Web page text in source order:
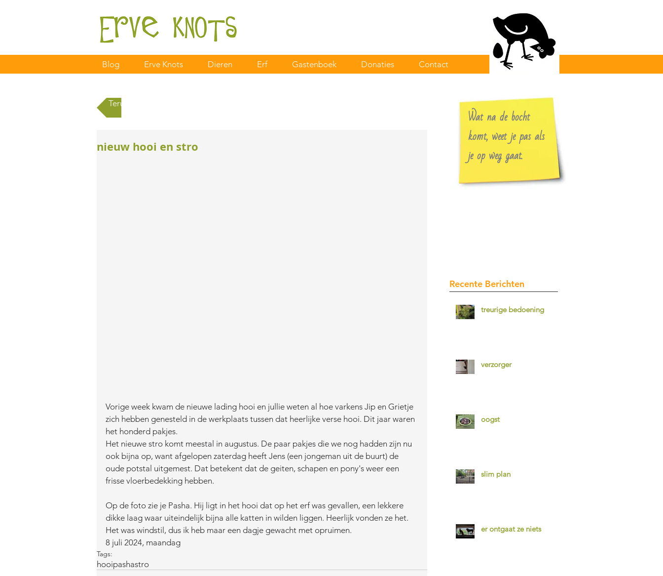
Blog Erve Knots Dieren Erf Gastenboek Donaties Contact
Terug naar alle berichten
nieuw hooi en stro
Vorige week kwam de nieuwe lading hooi en jullie weten al hoe varkens Jip en Grietje
zich hebben genesteld in de werkplaats tussen dat heerlijke verse hooi. Dit jaar waren
het honderd pakjes.
Het nieuwe stro komt meestal in augustus. De paar pakjes die we nog hadden zijn nu
ook bijna op, want afgelopen zaterdag heeft Jens (een jongeman uit de buurt) de
oude potstal uitgemest. Dat betekent dat de geiten, schapen en pony's weer een
frisse vloerbedekking hebben.
Op de foto zie je Pasha. Hij ligt in het hooi dat op het erf was gevallen, een lekkere
dikke laag waar uiteindelijk bijna alle katten in wilden liggen. Heerlijk vonden ze het.
Het was windstil, dus ik heb maar een dagje gewacht met opruimen.
8 juli 2024, maandag
Tags:
hooipashastro
Wat na de bocht
komt, weet je pas als
je op weg gaat.
Recente Berichten
treurige bedoening
verzorger
oogst
slim plan
er ontgaat ze niets